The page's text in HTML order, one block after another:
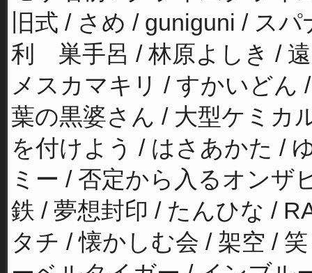
旧式 / さめ / guniguni / ス
利 巣手呂 / 林原よしき /
メスカマキリ / すかいどん
葉の黒婆さん / 大型ケミカ
を付けよう / はさあかた /
ミー / 否定から入るオンザ
鉄 / 夢想封印 / たんひな /
タチ / 懐かしむ会 / 架空 /